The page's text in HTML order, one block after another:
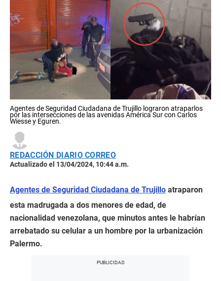
Agentes de Seguridad Ciudadana de Trujillo lograron atraparlos
por las intersecciones de las avenidas América Sur con Carlos
Wiesse y Eguren.
REDACCIÓN DIARIO CORREO
Actualizado el 13/04/2024, 10:44 a.m.
Agentes de Seguridad Ciudadana de Trujillo atraparon
esta madrugada a dos menores de edad, de
nacionalidad venezolana, que minutos antes le habrían
arrebatado su celular a un hombre por la urbanización
Palermo.